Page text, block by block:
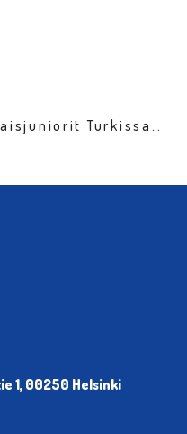
Turkissa…
1, 00250 Helsinki